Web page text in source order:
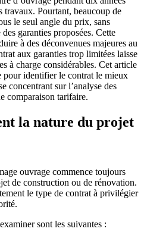
travaux. Pourtant, beaucoup de
le seul angle du prix, sans
garanties proposées. Cette
à des déconvenues majeures au
aux garanties trop limitées laisse
à charge considérables. Cet article
pour identifier le contrat le mieux
concentrant sur l’analyse des
comparaison tarifaire.
la nature du projet
ouvrage commence toujours
de construction ou de rénovation.
le type de contrat à privilégier
sont les suivantes :